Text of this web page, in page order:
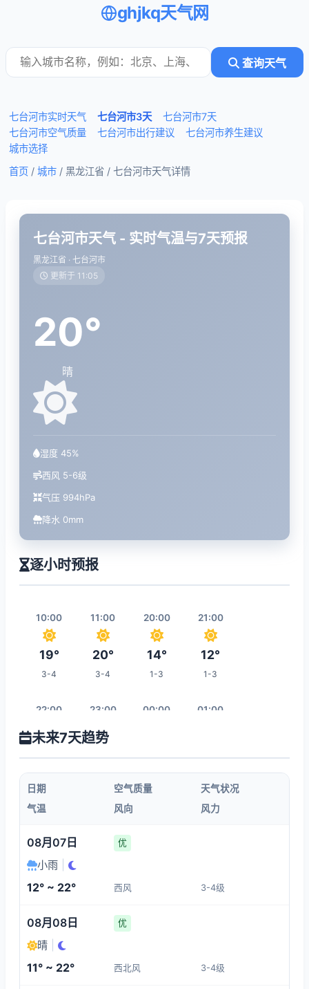
ghjkq天气网
查询天气
七台河市实时天气 七台河市3天
七台河市7天
七台河市空气质量
七台河市出行建议
七台河市养生建议
城市选择
首页 / 城市 / 黑龙江省 / 七台河市天气详情
七台河市天气 - 实时气温与7天预报
黑龙江省 · 七台河市
更新于 11:05
20°
晴
湿度 45%
西风 5-6级
气压 994hPa
降水 0mm
逐小时预报
10:00
19°
3-4
11:00
20°
3-4
20:00
14°
1-3
21:00
12°
1-3
22:00
12°
23:00
11°
00:00 01:00
02:00
11°
1-3
03:00 05:00
12:00
21°
3-4
06:00 08:00
未来7天趋势
日期 空气质量
天气状况
气温
风向 风力
08月07日 优
小雨
12° ~ 22° 西风 3-4级
08月08日 优
晴
11° ~ 22° 西北风 3-4级